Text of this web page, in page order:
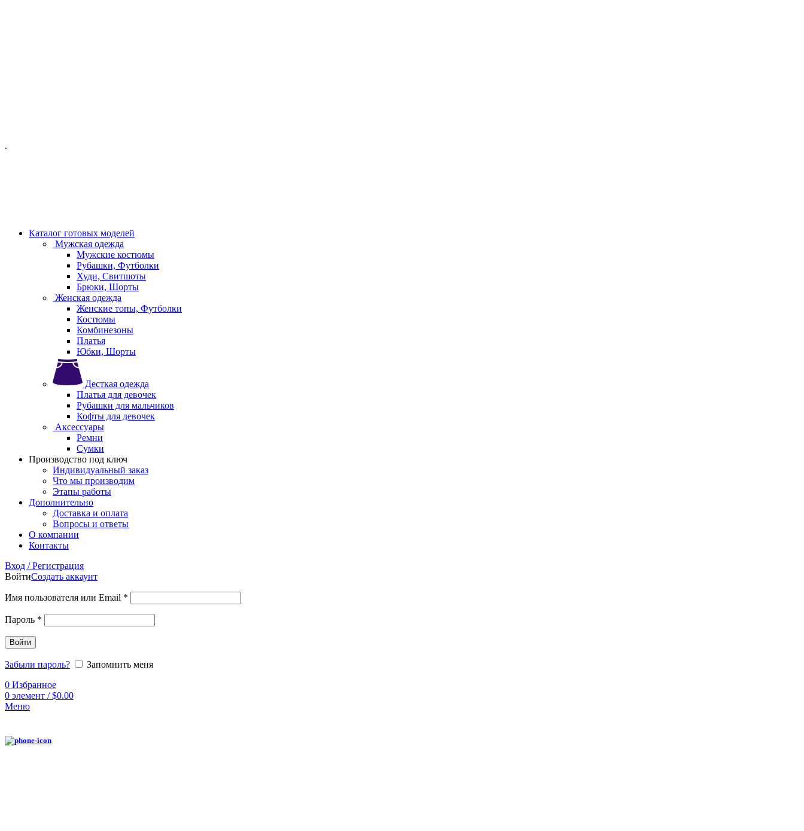
.
Каталог готовых моделей
Мужская одежда
Мужские костюмы
Рубашки, Футболки
Худи, Свитшоты
Брюки, Шорты
Женская одежда
Женские топы, Футболки
Костюмы
Комбинезоны
Платья
Юбки, Шорты
Десткая одежда
Платья для девочек
Рубашки для мальчиков
Кофты для девочек
Аксессуары
Ремни
Сумки
Производство под ключ
Индивидуальный заказ
Что мы производим
Этапы работы
Дополнительно
Доставка и оплата
Вопросы и ответы
О компании
Контакты
Вход / Регистрация
ВойтиСоздать аккаунт
Имя пользователя или Email *
Пароль *
Войти
Забыли пароль?
Запомнить меня
0 Избранное
0 элемент / $0.00
Меню